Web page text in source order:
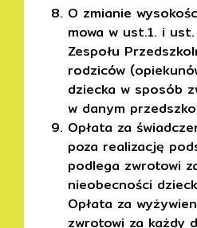
O zmianie
mowa w ust.1. i
Zespołu
rodziców
dziecka w sposób
w danym
Opłata za
poza realizację
podlega zwrotowi
nieobecności
Opłata za
zwrotowi za każdy